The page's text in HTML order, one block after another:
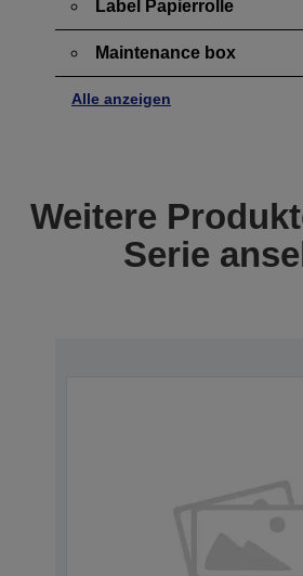
Label Papierrolle
Maintenance box
Alle anzeigen
Weitere
Serie